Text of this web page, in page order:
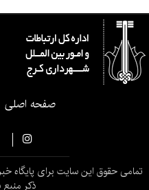
صفحه اصلی
تمامی حقوق این سایت برای پایگاه
ذکر منبع